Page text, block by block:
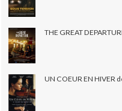
THE GREAT
UN COEUR EN HIVER